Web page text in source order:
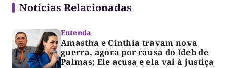
Notícias Relacionadas
Entenda
Amastha e Cinthia travam nova
guerra, agora por causa do Ideb de
Palmas; Ele acusa e ela vai à justiça